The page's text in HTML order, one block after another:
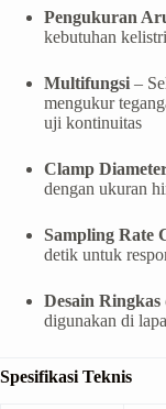
Pengukuran
kebutuhan
Multifungsi –
mengukur
uji kontinuitas
Clamp
dengan ukuran
Sampling Rate
detik untuk
Desain
digunakan di
Spesifikasi Teknis